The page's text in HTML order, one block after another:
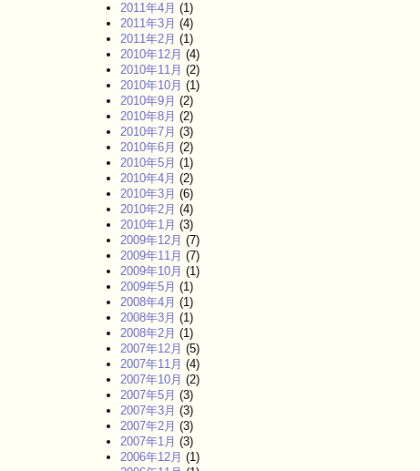
2011年4月 (1)
2011年3月 (4)
2011年2月 (1)
2010年12月 (4)
2010年11月 (2)
2010年10月 (1)
2010年9月 (2)
2010年8月 (2)
2010年7月 (3)
2010年6月 (2)
2010年5月 (1)
2010年4月 (2)
2010年3月 (6)
2010年2月 (4)
2010年1月 (3)
2009年12月 (7)
2009年11月 (7)
2009年10月 (1)
2009年5月 (1)
2008年4月 (1)
2008年3月 (1)
2008年2月 (1)
2007年12月 (5)
2007年11月 (4)
2007年10月 (2)
2007年5月 (3)
2007年3月 (3)
2007年2月 (3)
2007年1月 (3)
2006年12月 (1)